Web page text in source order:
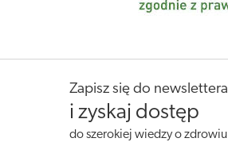
Zapisz się do newslettera
i zyskaj dostęp
do szerokiej wiedzy o zdrowiu